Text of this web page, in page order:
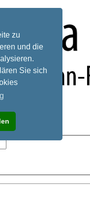
zu
und die
Sie sich